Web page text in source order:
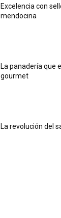
Excelencia con
mendocina
La panadería que
gourmet
La revolución del